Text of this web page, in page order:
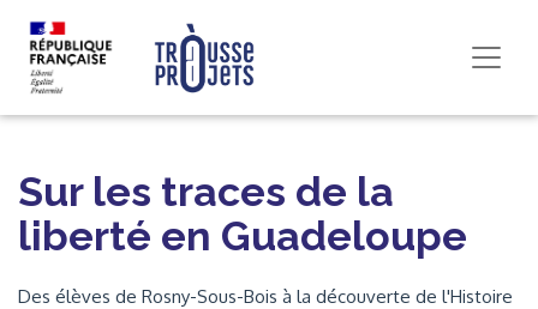
Sur les traces de la
liberté en Guadeloupe
Des élèves de Rosny-Sous-Bois à la découverte de l'Histoire